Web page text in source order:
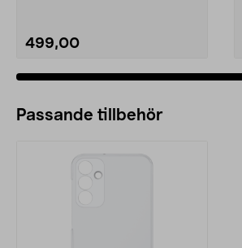
499,00
Passande tillbehör